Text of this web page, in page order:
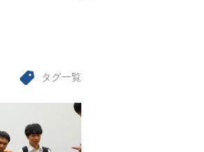
タグ一覧